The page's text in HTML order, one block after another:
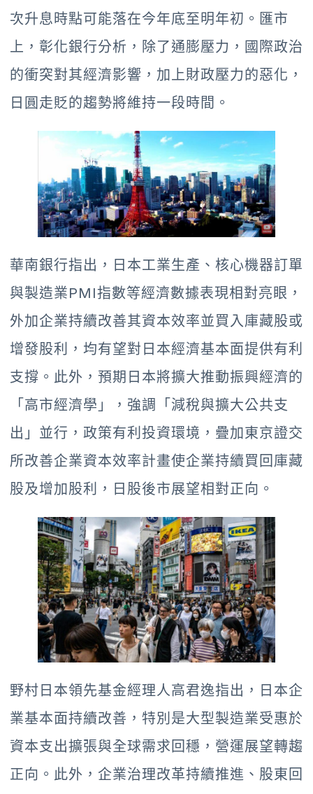
次升息時點可能落在今年底至明年初。匯市
上，彰化銀行分析，除了通膨壓力，國際政治
的衝突對其經濟影響，加上財政壓力的惡化，
日圓走貶的趨勢將維持一段時間。
華南銀行指出，日本工業生產、核心機器訂單
與製造業PMI指數等經濟數據表現相對亮眼，
外加企業持續改善其資本效率並買入庫藏股或
增發股利，均有望對日本經濟基本面提供有利
支撐。此外，預期日本將擴大推動振興經濟的
「高市經濟學」，強調「減稅與擴大公共支
出」並行，政策有利投資環境，疊加東京證交
所改善企業資本效率計畫使企業持續買回庫藏
股及增加股利，日股後市展望相對正向。
野村日本領先基金經理人高君逸指出，日本企
業基本面持續改善，特別是大型製造業受惠於
資本支出擴張與全球需求回穩，營運展望轉趨
正向。此外，企業治理改革持續推進、股東回